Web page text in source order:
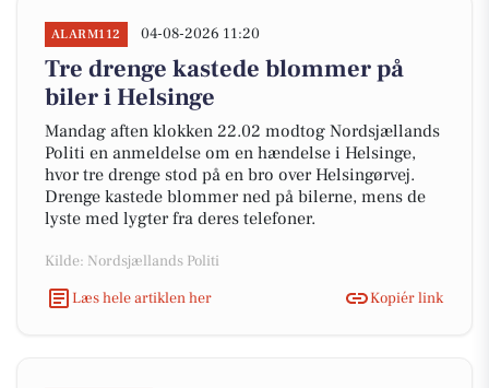
ALARM112 04-08-2026 11:20
Tre drenge kastede blommer på
biler i Helsinge
Mandag aften klokken 22.02 modtog Nordsjællands
Politi en anmeldelse om en hændelse i Helsinge,
hvor tre drenge stod på en bro over Helsingørvej.
Drenge kastede blommer ned på bilerne, mens de
lyste med lygter fra deres telefoner.
Kilde: Nordsjællands Politi
Læs hele artiklen her
Kopiér link